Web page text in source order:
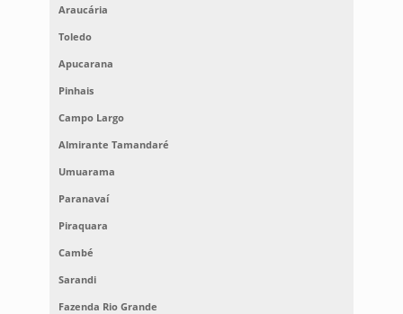
Araucária
Toledo
Apucarana
Pinhais
Campo Largo
Almirante Tamandaré
Umuarama
Paranavaí
Piraquara
Cambé
Sarandi
Fazenda Rio Grande